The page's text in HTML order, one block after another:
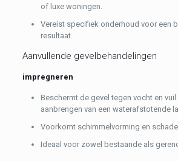
of luxe woningen.
Vereist specifiek onderhoud voor een
resultaat.
Aanvullende gevelbehandelingen
impregneren
Beschermt de gevel tegen vocht en
aanbrengen van een waterafstotende
Voorkomt schimmelvorming en
Ideaal voor zowel bestaande als